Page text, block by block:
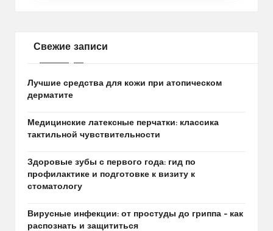
Свежие записи
Лучшие средства для кожи при атопическом
дерматите
Медицинские латексные перчатки: классика
тактильной чувствительности
Здоровые зубы с первого года: гид по
профилактике и подготовке к визиту к
стоматологу
Вирусные инфекции: от простуды до гриппа – как
распознать и защититься